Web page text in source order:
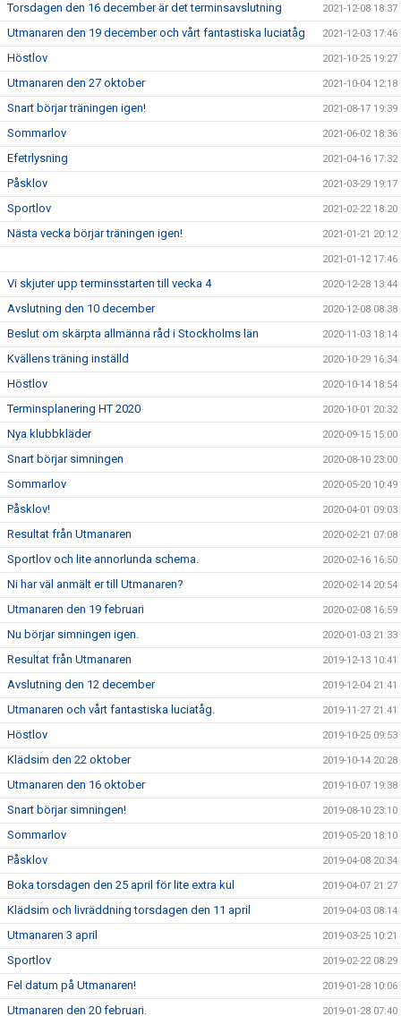
Torsdagen den 16 december är det terminsavslutning 2021-12-08 18:37
Utmanaren den 19 december och vårt fantastiska luciatåg 2021-12-03 17:46
Höstlov 2021-10-25 19:27
Utmanaren den 27 oktober 2021-10-04 12:18
Snart börjar träningen igen! 2021-08-17 19:39
Sommarlov 2021-06-02 18:36
Efetrlysning 2021-04-16 17:32
Påsklov 2021-03-29 19:17
Sportlov 2021-02-22 18:20
Nästa vecka börjar träningen igen! 2021-01-21 20:12
2021-01-12 17:46
Vi skjuter upp terminsstarten till vecka 4 2020-12-28 13:44
Avslutning den 10 december 2020-12-08 08:38
Beslut om skärpta allmänna råd i Stockholms län 2020-11-03 18:14
Kvällens träning inställd 2020-10-29 16:34
Höstlov 2020-10-14 18:54
Terminsplanering HT 2020 2020-10-01 20:32
Nya klubbkläder 2020-09-15 15:00
Snart börjar simningen 2020-08-10 23:00
Sommarlov 2020-05-20 10:49
Påsklov! 2020-04-01 09:03
Resultat från Utmanaren 2020-02-21 07:08
Sportlov och lite annorlunda schema. 2020-02-16 16:50
Ni har väl anmält er till Utmanaren? 2020-02-14 20:54
Utmanaren den 19 februari 2020-02-08 16:59
Nu börjar simningen igen. 2020-01-03 21:33
Resultat från Utmanaren 2019-12-13 10:41
Avslutning den 12 december 2019-12-04 21:41
Utmanaren och vårt fantastiska luciatåg. 2019-11-27 21:41
Höstlov 2019-10-25 09:53
Klädsim den 22 oktober 2019-10-14 20:28
Utmanaren den 16 oktober 2019-10-07 19:38
Snart börjar simningen! 2019-08-10 23:10
Sommarlov 2019-05-20 18:10
Påsklov 2019-04-08 20:34
Boka torsdagen den 25 april för lite extra kul 2019-04-07 21:27
Klädsim och livräddning torsdagen den 11 april 2019-04-03 08:14
Utmanaren 3 april 2019-03-25 10:21
Sportlov 2019-02-22 08:29
Fel datum på Utmanaren! 2019-01-28 10:06
Utmanaren den 20 februari. 2019-01-28 07:40